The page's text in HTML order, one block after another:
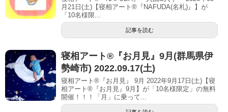
月21日(土)【寝相アート®︎『NAFUDA(名札)』】が
「10名様限...
記事を読む
寝相アート®︎『お月見』9月(群馬県伊
勢崎市) 2022.09.17(土)
寝相アート®『お月見』 9月 2022年9月17日(土)【寝
相アート®︎『お月見』9月】が「10名様限定」の無料
開催！！！「月」に乗って...